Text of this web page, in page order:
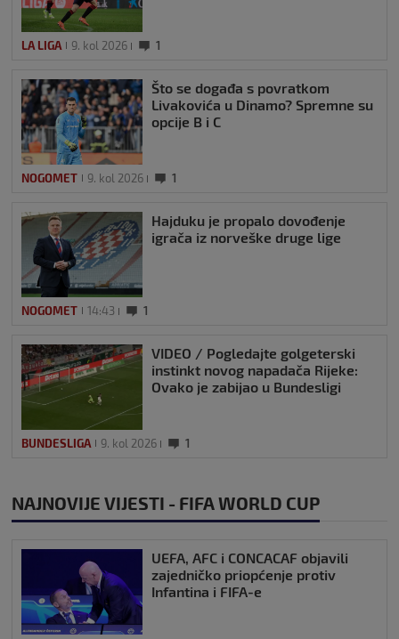
LA LIGA 9. kol 2026 1
Što se događa s povratkom
Livakovića u Dinamo? Spremne su
opcije B i C
NOGOMET 9. kol 2026 1
Hajduku je propalo dovođenje
igrača iz norveške druge lige
NOGOMET 14:43 1
VIDEO / Pogledajte golgeterski
instinkt novog napadača Rijeke:
Ovako je zabijao u Bundesligi
BUNDESLIGA 9. kol 2026 1
NAJNOVIJE VIJESTI - FIFA WORLD CUP
UEFA, AFC i CONCACAF objavili
zajedničko priopćenje protiv
Infantina i FIFA-e